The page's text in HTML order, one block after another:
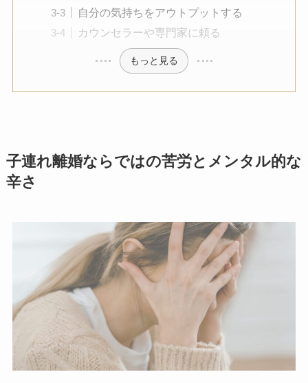
自分の気持ちをアウトプットする
カウンセラーや専門家に頼る
もっと見る
子連れ離婚ならではの苦労とメンタル的な
辛さ